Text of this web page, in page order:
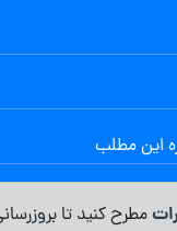
این مطلب
مطرح کنید تا